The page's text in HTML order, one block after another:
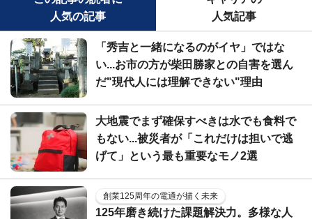
人気の記事
人気記事
「秀吉と一緒になるのがイヤ」ではな
い...お市の方が柴田勝家との自害を選ん
だ"現代人には理解できない"理由
大地震でまず確保すべきは水でも食料で
もない...被災者が「これだけは担いで逃
げて」という最も重要なモノ2選
創業125周年の電通が描く未来
125年磨き続けた課題解決力。多様な人